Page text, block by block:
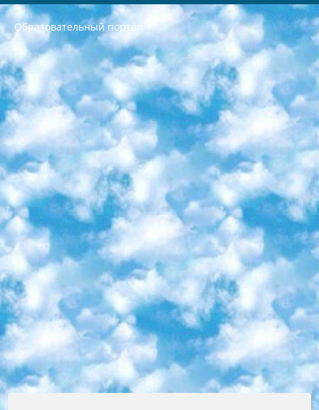
Образовательный портал
РЕСПУБЛИКА УЗБЕКИСТАН МИНИСТРЕРСТВО ДОШКОЛЬНОГО И ШКОЛЬНОГО ОБРАЗОВАНИЯ КОМАНДА в общеобразовательных учреждениях в 2023-2024 учебном году организация и проведение итоговой государственной аттестации обучающихся о Министра дошкольного и школьного образования Республики Узбекистан от 4 марта 2008 года (постановлением Минюста от 20 марта 2008 года № 1778 государственной регистрации) «Итоговое состояние учащихся общего среднего образования на основании положения об утверждении положения об аттестации общего среднего образования выпускной экзамен студентов в образовательных учреждениях в 2023-2024 учебном году В целях организации и прохождения аттестации приказываю: 1. Следующее: перечень предметов, по которым будет проводиться итоговая государственная аттестация и экзамен формы перевода согласно приложению 1; сертификаты международного образца, оценивающие уровень владения иностранными языками перечень согласно приложению 2; 2. Педагогический при специализированных образовательных учреждениях. научно-практический центр квалификации и международной оценки (Д.Давидова) 2024 г. До 25 марта: задания по предметам, по которым будет проводиться итоговая аттестация разработка и утверждение технических условий; итоговая аттестация на основании разработанного предметного задания разработка вопросов по предметам (устно и письменно), экзамен передача; общеобразовательные средние школы и специальные учебные заведения учащиеся выпускных классов школ и интернатов в агентской системе подготовка базы данных экзаменационных материалов и критериев оценки; перевод базы экзаменационных материалов на все языки обучения подать в Республиканский образовательный центр для изготовления; варианты экзаменов на основе разработанных контрольных материалов пусть будут поставлены задачи формирования. 3. Республиканский образовательный центр (Ш.Худайкулов) до 5 апреля 2024 года. до: база данных предоставленных экзаменационных материалов на все языки обучения перевод и экспертиза; для слепых, слабовидящих, глухих, слабослышащих и умственно отсталых детей учащиеся выпускных классов специализированных школ и школ-интернатов база данных экзаменационных материалов на всех преподаваемых языках подготовка критериев оценки; специализированные школы для умственно отсталых детей и технологии для учащихся выпускных классов школ-интернатов разработка соответствующих рекомендаций и критериев проведения ЕГЭ по естествознанию давать задания. 4. Педагогический при специализированных образовательных учреждениях. Научно-практический центр навыков и международной оценки (Д.Давидова), Республика образовательный центр (Худайкулов Ш.) итоговый государственный аттестационный экзамен ориентирован на творческое и логическое мышление при подготовке базы материалов учитывать введение заданий. 5. Следует отметить, что: сертификат государственного образца о знании общеобразовательного предмета и как минимум национальный уровень B1 по предметам на иностранных языках, указанным в Приложении 2. или международно признанный сертификат эквивалентного уровня студенты, изучающие определенный предмет, освобождаются от экзамена; по соответствующим предметам запланирована итоговая государственная аттестация за день до дня, путем жеребьевки Рабочей группой (в письменной форме по предметам, проводимым в форме) из числа сформированных вариантов выбрано 2 варианта; 2 выбранных варианта экзамена анонсированы на официальном сайте министерства и все выпускники по всей стране на основе этих вариантов проводит итоговую государственную аттестацию. 6. Государственное образование учащихся средних общеобразовательных учреждений. знания в соответствии с квалификационными требованиями, которые необходимо приобрести на основании стандартов итоговый (выпускной) контроль для 9 и 11 классов в целях тестирования Экзамены (далее – экзамены) состоят из предметов, перечисленных в приложении 1. будет сделано. 7. Экзамены пройдут с 26 мая по 15 июня 2024 г. (кроме науки физического воспитания). 8. Физическая для учащихся 9 классов общесредних образовательных учреждений. Экзамены по предмету «Образование, квалификация медицина» 1-6 мая 2024 года. сотрудники перевести под присмотр (с отклонениями в физическом или умственном развитии) специализированная школа для детей, школы-интернаты и со сколиозом школы-интернаты санаторного типа для больных детей исключены). 9. Он был слепым, слабовидящим и имел нарушения опорно-двигательного аппарата. экзамены в специализированных школах и интернатах для детей должны проводиться исходя из требований, предъявляемых к общеобразовательным учреждениям (физкультура кроме науки). 10. Специализированная школа для глухих и слабослышащих детей. и экзамены в интернатах и быть реализован в виде письменного теста по математике. 11. Специальность для умственно отсталых детей. Для 9 класса Родной язык и литературное письмо Государственный язык (язык обучения – узбекский). для неклассов) написано Математическое письмо Письменная/устная история Узбекистана Физическое воспитание практично Итоговый контроль Для 11 класса Написание родного языка и литературы (эссе) Математическое письмо Узбекский язык (обучение на узбекском языке) не посещающее общее среднее образование для учреждений)/Образовательное учреждение выбор письменный и устный Иностранный язык письменный/устный Письменная/устная история Узбекистана *По выбору студента:  Химия  Физика  Основы государственного права  География 10 бесплатных образовательных ресурсов - Мы составили подборку онлайн-проектов с интерактивными упражнениями, видеолекциями и статьями. Они помогут вам обрести новые и освежить старые знания бесплатно. 1. «ИНТУИТ» Старейшая образовательная площадка Рунета. Здесь вы найдёте сотни текстовых и видеокурсов на десятки различных тем — от программирования до психологии. Многие курсы подготовлены российскими университетами и крупными международными компаниями вроде Intel и Microsoft. Самостоятельное обучение бесплатное, но желающие могут оплатить услуги персональных наставников. 2. «Смартия» знакомит с актуальными профессиями и подсказывает, как им обучаться. Выбрав заинтересовавшую вас специальность — SMM-специалист, фотограф, веб-дизайнер или другую, — увидите список необходимых для неё умений. Чтобы вы могли освоить их самостоятельно, для каждого умения площадка отображает подборку ссылок на учебные материалы. Хотя «Смартия» ориентируется на русскоязычную аудиторию, часть контента всё же доступна только на английском. 3. «Лекторий Физтеха» Проект Московского физико-технического института (Физтеха). С его помощью вы можете смотреть онлайн серии лекций, записанные на видео в этом вузе. В числе доступных предметов — физика, биология, химия, информационные технологии и другие. К некоторым лекциям администрация ресурса прилагает готовые конспекты, которые можно скачивать в PDF-формате. 4. ITMOcourses Онлайн-площадка Санкт-Петербургского национального исследовательского университета информационных технологий, механики и оптики (ИТМО). Ресурс предоставляет свободный доступ к курсам, разработанным в этом вузе. Каталог материалов разбит на четыре категории: «Оптические системы и технологии», «Приборостроение и робототехника», «Информационные технологии» и «Биотехнологии». Курсы состоят из видеолекций, интерактивных демонстраций и заданий. 5. «КиберЛенинка» Электронная научная библиотека открытого доступа. Каталог площадки регулярно обрастает текстами статей из различных научных изданий. Сгруппированные по журналам и рубрикам публикации можно читать онлайн или скачивать целиком в PDF-формате. Проект нацелен на популяризацию науки за счёт открытого доступа к качественной информации. 6. «ПостНаука» На этом ресурсе публикуют подборки видеолекций, составленные экспертами из разных отраслей и объединённые общими темами. Среди них, к примеру, есть серии «Биоинформатика и геномика», «Культура средневековой Скандинавии» и Cinema Studies о теории кино. Каждая подборка лекций — логически связанная история, рассказанная экспертом от первого лица. Кроме того, на сайте появляются научно-образовательные статьи и тесты на разные темы. 7. «Newочём» Команда проекта «Newочём» отбирает самые интересные тексты из англоязычных СМИ и переводит те из них, за которые голосуют участники сообщества «ВКонтакте». По большей части это научно-популярные статьи. Редакторы придумывают лишь заголовки, в остальном содержание переводов соответствует оригиналам. Полные тексты можно читать прямо в социальной сети. 8. InternetUrok Онлайн-база материалов по основным дисциплинам школьной программы. Информация на сайте структурирована по классам, предметам и темам (урокам). Каждый урок состоит из видеолекций и конспектов. Есть также интерактивные тренажёры и тесты для закрепления пройденного материала. Даже если вы давно окончили школу, возможность повторить программу старших классов всегда может пригодиться. 9. Edutainme Ещё один ресурс об образовании. В отличие от Newtonew, как мне кажется, Edutainme больше ориентируется на представителей индустрии: педагогов, предпринимателей, разработчиков образовательных проектов. Но и любой, кто просто стремится к саморазвитию, найдёт на сайте много полезного и интересного для себя. Например, информацию о новых курсах и образовательных сервисах. 10. Newtonew Онлайн-медиа об образовании и обучении в широком смысле. Авторы Newtonew пишут об инструментах, заведениях, тактиках и стратегиях, которые помогают учить других и получать новые знания самостоятельно. На этой площадке вы найдёте новости, обзоры, аналитические мат